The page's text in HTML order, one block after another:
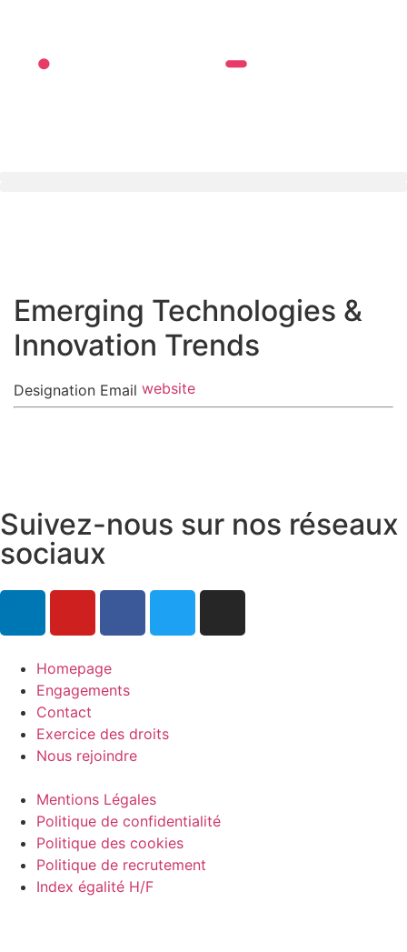
Emerging Technologies &
Innovation Trends
Designation Email website
Suivez-nous sur nos réseaux
sociaux
Homepage
Engagements
Contact
Exercice des droits
Nous rejoindre
Mentions Légales
Politique de confidentialité
Politique des cookies
Politique de recrutement
Index égalité H/F